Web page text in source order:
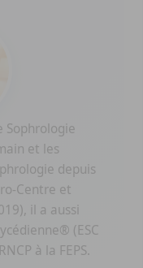
Sophrologie
et les
depuis
Centre et
il a aussi
(ESC
à la FEPS.